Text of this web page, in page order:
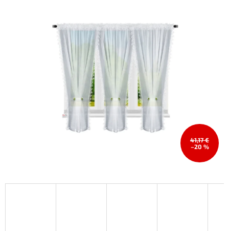
0,0
z
5
hvězdiček.
41,17 €
–20 %